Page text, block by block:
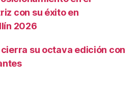
con su éxito en
2026
su octava edición con